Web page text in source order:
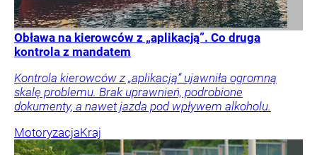
Obława na kierowców z „aplikacją”. Co druga
kontrola z mandatem
Kontrola kierowców z „aplikacją” ujawniła ogromną
skalę problemu. Brak uprawnień, podrobione
dokumenty, a nawet jazda pod wpływem alkoholu.
MotoryzacjaKraj